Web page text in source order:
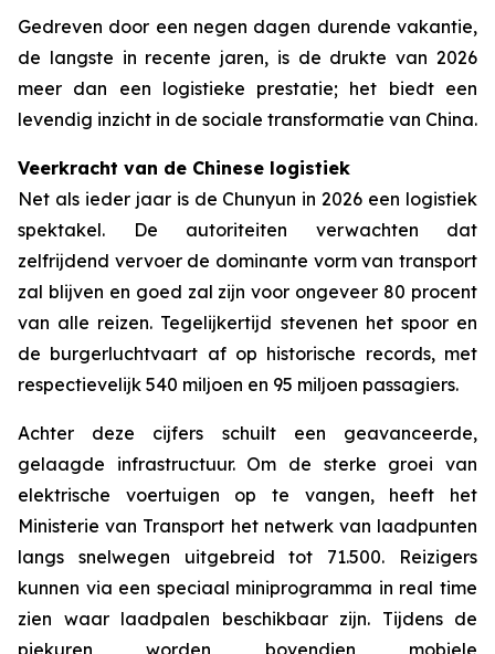
Gedreven door een negen dagen durende vakantie,
de langste in recente jaren, is de drukte van 2026
meer dan een logistieke prestatie; het biedt een
levendig inzicht in de sociale transformatie van China.
Veerkracht van de Chinese logistiek
Net als ieder jaar is de Chunyun in 2026 een logistiek
spektakel. De autoriteiten verwachten dat
zelfrijdend vervoer de dominante vorm van transport
zal blijven en goed zal zijn voor ongeveer 80 procent
van alle reizen. Tegelijkertijd stevenen het spoor en
de burgerluchtvaart af op historische records, met
respectievelijk 540 miljoen en 95 miljoen passagiers.
Achter deze cijfers schuilt een geavanceerde,
gelaagde infrastructuur. Om de sterke groei van
elektrische voertuigen op te vangen, heeft het
Ministerie van Transport het netwerk van laadpunten
langs snelwegen uitgebreid tot 71.500. Reizigers
kunnen via een speciaal miniprogramma in real time
zien waar laadpalen beschikbaar zijn. Tijdens de
piekuren worden bovendien mobiele